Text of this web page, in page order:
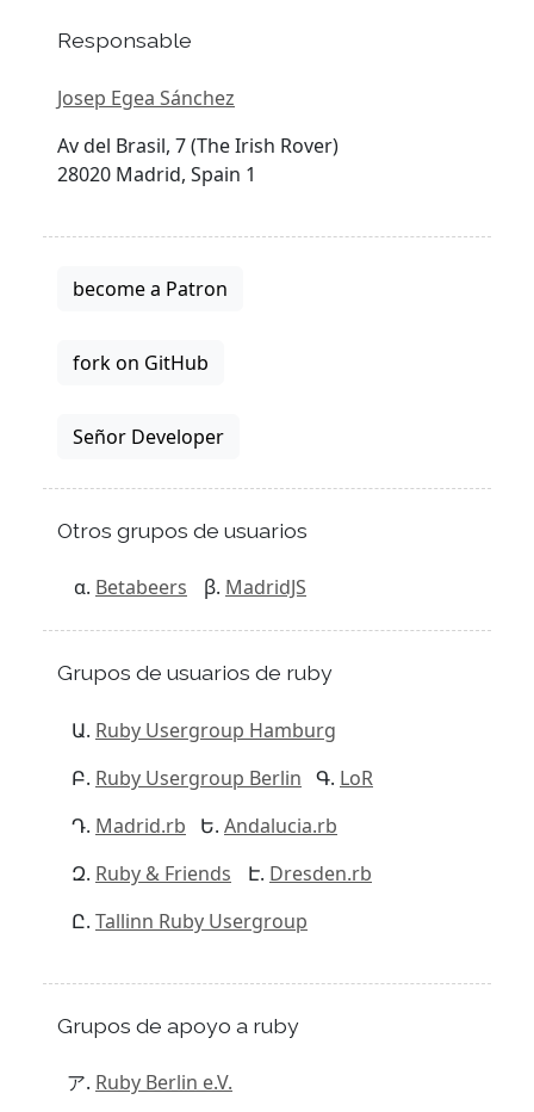
Responsable
Josep Egea Sánchez
Av del Brasil, 7 (The Irish Rover)
28020 Madrid, Spain 1
become a Patron
fork on GitHub
Señor Developer
Otros grupos de usuarios
Betabeers MadridJS
Grupos de usuarios de ruby
Ruby Usergroup Hamburg
Ruby Usergroup Berlin
LoR
Madrid.rb
Andalucia.rb
Ruby & Friends
Dresden.rb
Tallinn Ruby Usergroup
Grupos de apoyo a ruby
Ruby Berlin e.V.